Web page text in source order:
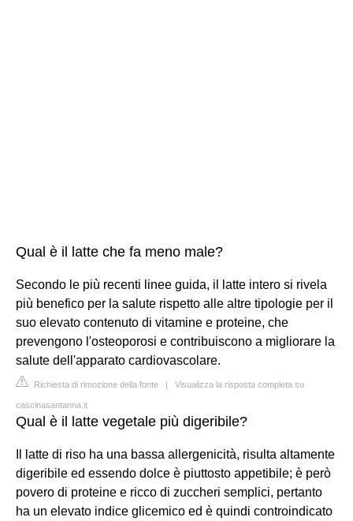
Qual è il latte che fa meno male?
Secondo le più recenti linee guida, il latte intero si rivela
più benefico per la salute rispetto alle altre tipologie per il
suo elevato contenuto di vitamine e proteine, che
prevengono l'osteoporosi e contribuiscono a migliorare la
salute dell'apparato cardiovascolare.
Richiesta di rimozione della fonte | Visualizza la risposta completa su
cascinasantanna.it
Qual è il latte vegetale più digeribile?
Il latte di riso ha una bassa allergenicità, risulta altamente
digeribile ed essendo dolce è piuttosto appetibile; è però
povero di proteine e ricco di zuccheri semplici, pertanto
ha un elevato indice glicemico ed è quindi controindicato